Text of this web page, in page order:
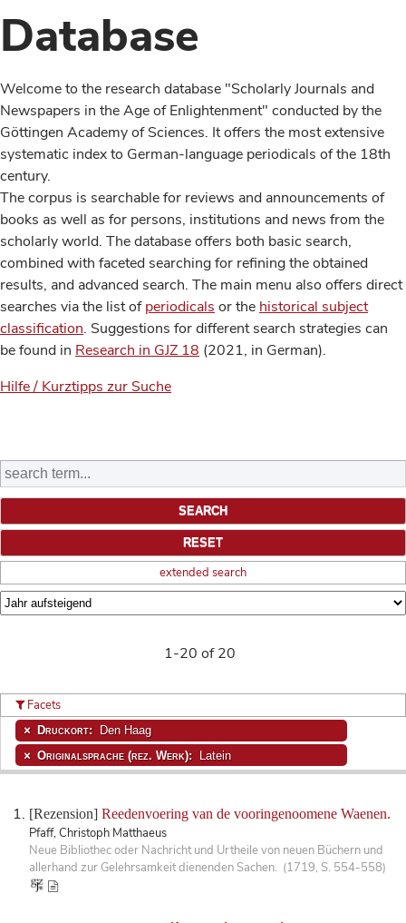
Database
Welcome to the research database "Scholarly Journals and
Newspapers in the Age of Enlightenment" conducted by the
Göttingen Academy of Sciences. It offers the most extensive
systematic index to German-language periodicals of the 18th
century.
The corpus is searchable for reviews and announcements of
books as well as for persons, institutions and news from the
scholarly world. The database offers both basic search,
combined with faceted searching for refining the obtained
results, and advanced search. The main menu also offers direct
searches via the list ofperiodicals or the historical subject
classification. Suggestions for different search strategies can
be found in Research in GJZ 18 (2021, in German).
Hilfe / Kurztipps zur Suche
extended search
1-20 of 20
[Rezension] Reedenvoering van de vooringenoomene Waenen.
Pfaff, Christoph Matthaeus
Neue Bibliothec oder Nachricht und Urtheile von neuen Büchern und
allerhand zur Gelehrsamkeit dienenden Sachen. (1719, S. 554-558)
Facets
Druckort: Den Haag
Originalsprache (rez. Werk): Latein